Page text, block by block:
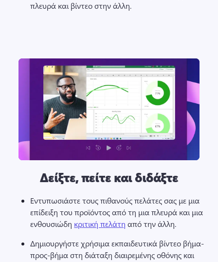
πλευρά και βίντεο στην άλλη.
Δείξτε, πείτε και διδάξτε
Εντυπωσιάστε τους πιθανούς πελάτες σας με μια
επίδειξη του προϊόντος από τη μια πλευρά και μια
ενθουσιώδη κριτική πελάτη από την άλλη.
Δημιουργήστε χρήσιμα εκπαιδευτικά βίντεο βήμα-
προς-βήμα στη διάταξη διαιρεμένης οθόνης και